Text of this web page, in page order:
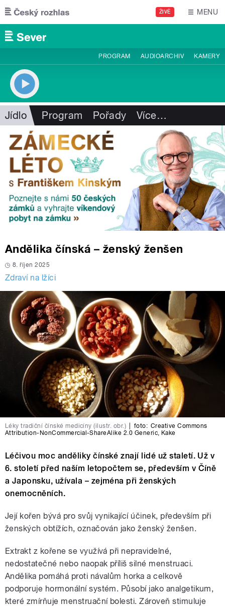
Přejít k hlavnímu obsahu
ŽIVĚ MENU
PROGRAM AUDIOARCHIV KAMERY
Jídlo Program Pořady Více…
Andělika čínská – ženský ženšen
8. říjen 2025
Zdraví na lžíci
Léky tradiční čínské medicíny (ilustr. obr.) foto: Creative Commons
Attribution-NonCommercial-ShareAlike 2.0 Generic, Kake
Léčivou moc anděliky čínské znají lidé už staletí. Už v
6. století před naším letopočtem se, především v Číně
a Japonsku, užívala – zejména při ženských
onemocněních.
Její kořen bývá pro svůj vynikající účinek, především při
ženských obtížích, označován jako ženský ženšen.
Extrakt z kořene se využívá při nepravidelné,
nedostatečné nebo naopak příliš silné menstruaci.
Andělika pomáhá proti návalům horka a celkově
podporuje hormonální systém. Působí jako analgetikum,
které zmírňuje menstruační bolesti. Zároveň stimuluje